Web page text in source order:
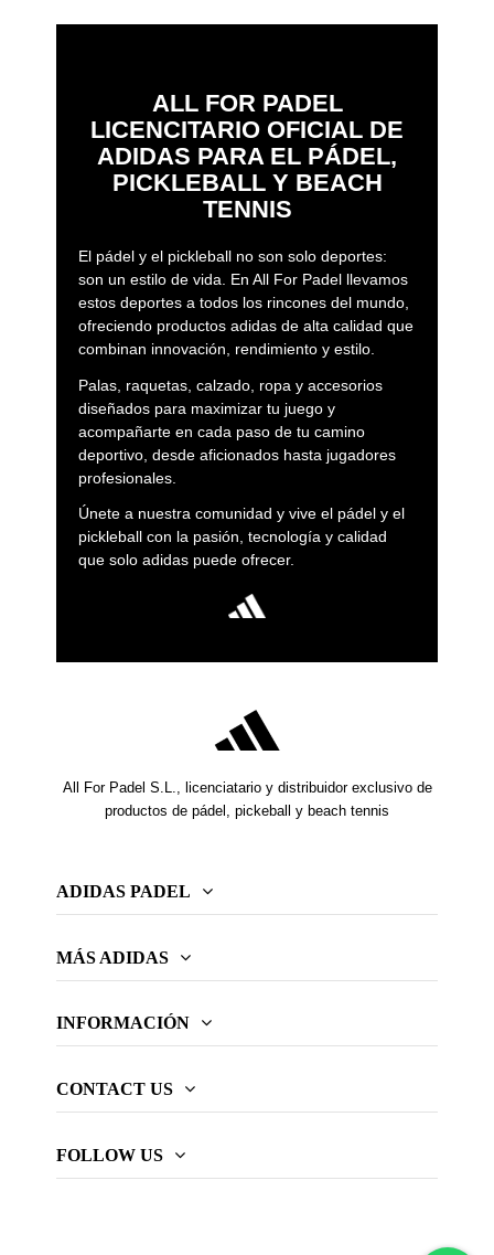
ALL FOR PADEL
LICENCITARIO OFICIAL DE
ADIDAS PARA EL PÁDEL,
PICKLEBALL Y BEACH
TENNIS
El pádel y el pickleball no son solo deportes:
son un estilo de vida. En All For Padel llevamos
estos deportes a todos los rincones del mundo,
ofreciendo productos adidas de alta calidad que
combinan innovación, rendimiento y estilo.
Palas, raquetas, calzado, ropa y accesorios
diseñados para maximizar tu juego y
acompañarte en cada paso de tu camino
deportivo, desde aficionados hasta jugadores
profesionales.
Únete a nuestra comunidad y vive el pádel y el
pickleball con la pasión, tecnología y calidad
que solo adidas puede ofrecer.
All For Padel S.L., licenciatario y distribuidor exclusivo de
productos de pádel, pickeball y beach tennis
ADIDAS PADEL
MÁS ADIDAS
INFORMACIÓN
CONTACT US
FOLLOW US